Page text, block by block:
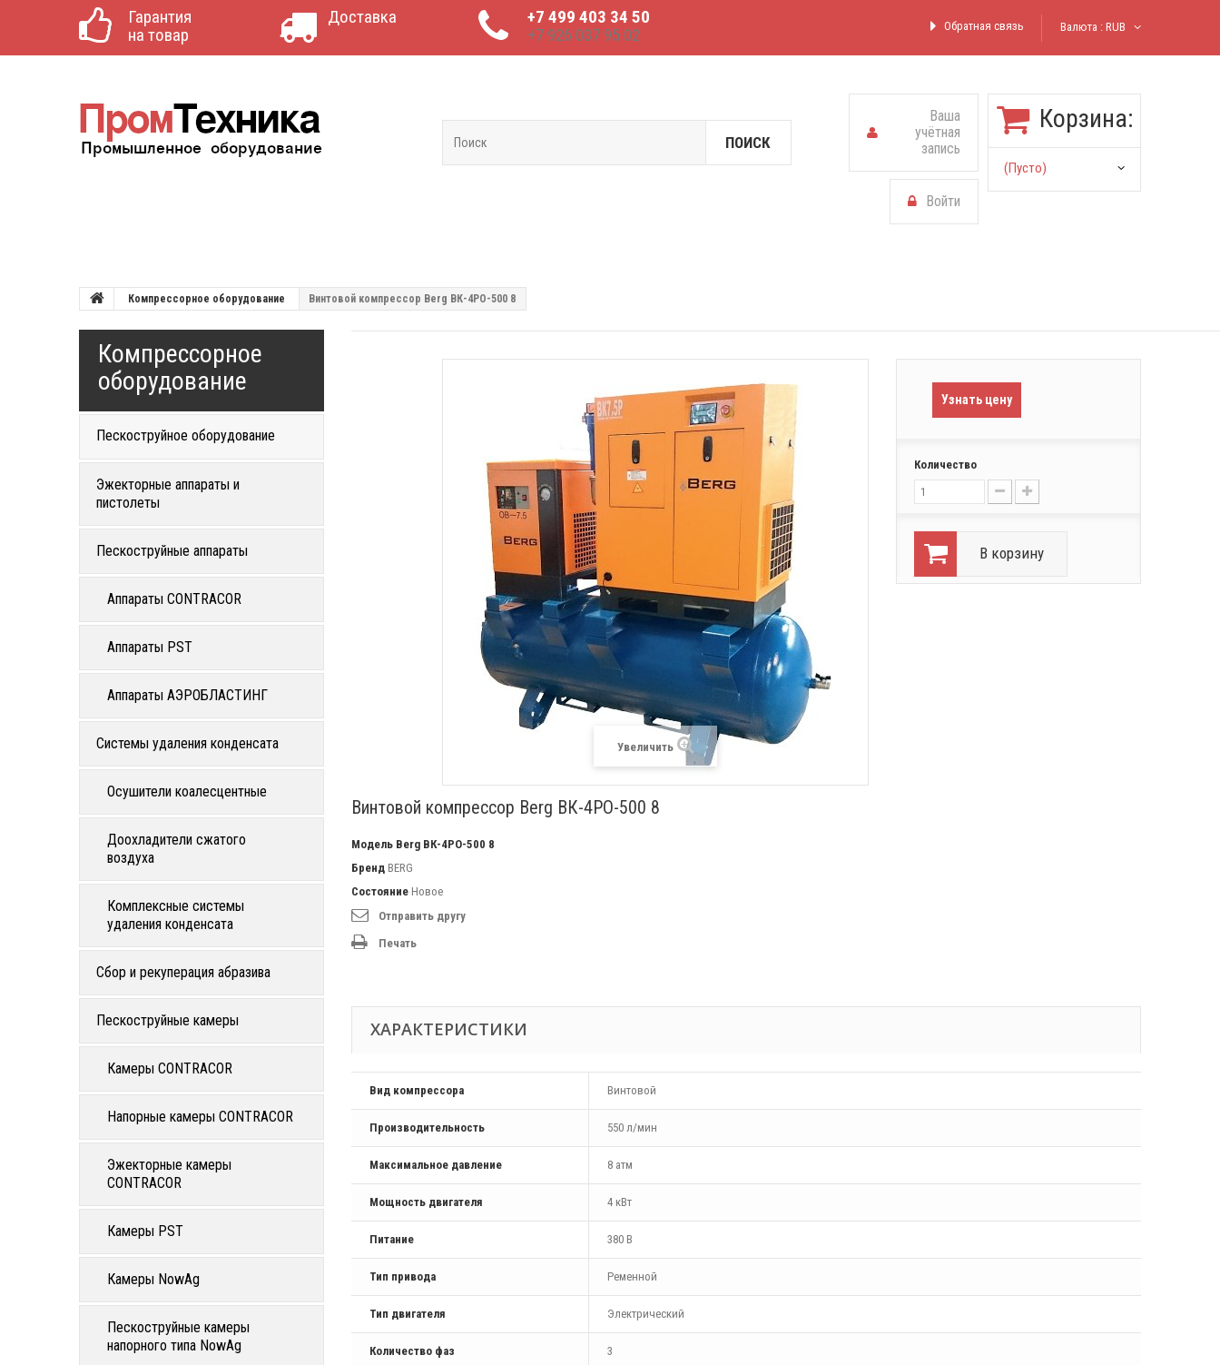
Гарантия
на товар
Доставка
+7 499 403 34 50
+7 926 037 95 02
Валюта : RUB
Обратная связь
Корзина:
(пусто)
Ваша
учётная
запись
Войти
ПОИСК
Компрессорное оборудование Винтовой компрессор Berg ВК-4РО-500 8
Компрессорное
оборудование
Пескоструйное оборудование
Эжекторные аппараты и
пистолеты
Пескоструйные аппараты
Аппараты CONTRACOR
Аппараты PST
Аппараты АЭРОБЛАСТИНГ
Системы удаления конденсата
Осушители коалесцентные
Доохладители сжатого
воздуха
Комплексные системы
удаления конденсата
Сбор и рекуперация абразива
Пескоструйные камеры
Камеры CONTRACOR
Напорные камеры CONTRACOR
Эжекторные камеры
CONTRACOR
Камеры PST
Камеры NowAg
Пескоструйные камеры
напорного типа NowAg
Увеличить
Винтовой компрессор Berg ВК-4РО-500 8
Модель Berg ВК-4РО-500 8
Бренд BERG
Состояние Новое
Отправить другу
Печать
Узнать цену
Количество
В корзину
ХАРАКТЕРИСТИКИ
Вид компрессора Винтовой
Производительность 550 л/мин
Максимальное давление 8 атм
Мощность двигателя 4 кВт
Питание 380 В
Тип привода Ременной
Тип двигателя Электрический
Количество фаз 3